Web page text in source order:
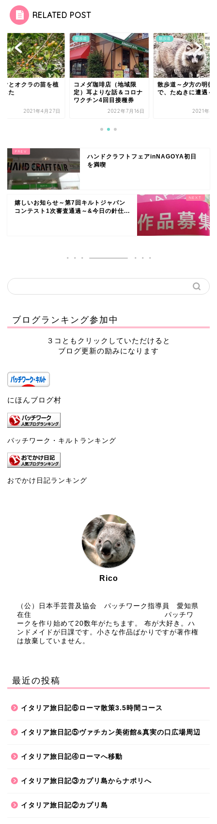
RELATED POST
ヤとオクラの苗を植
した
2021年4月27日
散歩道
コメダ珈琲店（地域限
定）耳よりな話＆コロナ
ワクチン4回目接種券
2022年7月16日
散歩道
散歩道～夕方の明徳
で、たぬきに遭遇～
2021年4
ハンドクラフトフェアinNAGOYA初日
を満喫
嬉しいお知らせ～第7回キルトジャパン
コンテスト1次審査通過～&今日の針仕...
ブログランキング参加中
３コともクリックしていただけると
ブログ更新の励みになります
にほんブログ村
パッチワーク・キルトランキング
おでかけ日記ランキング
Rico
（公）日本手芸普及協会 パッチワーク指導員 愛知県
在住 パッチワ
ークを作り始めて20数年がたちます。 布が大好き。ハ
ンドメイドが日課です。小さな作品ばかりですが著作権
は放棄していません。
最近の投稿
イタリア旅日記⑥ローマ散策3.5時間コース
イタリア旅日記⑤ヴァチカン美術館&真実の口広場周辺
イタリア旅日記④ローマへ移動
イタリア旅日記③カプリ島からナポリへ
イタリア旅日記②カプリ島